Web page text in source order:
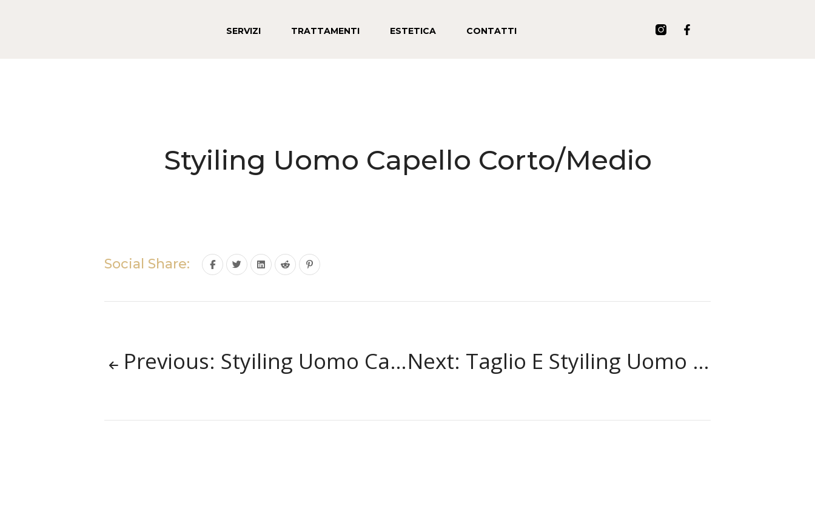
SERVIZI TRATTAMENTI ESTETICA CONTATTI
Styiling Uomo Capello Corto/Medio
Social Share:
Previous: Styiling Uomo Capello Lungo Next: Taglio E Styiling Uomo Capello Lungo